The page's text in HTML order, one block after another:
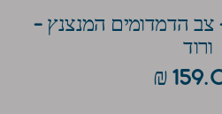
- צב הדמדומים המנצנץ -
ורוד